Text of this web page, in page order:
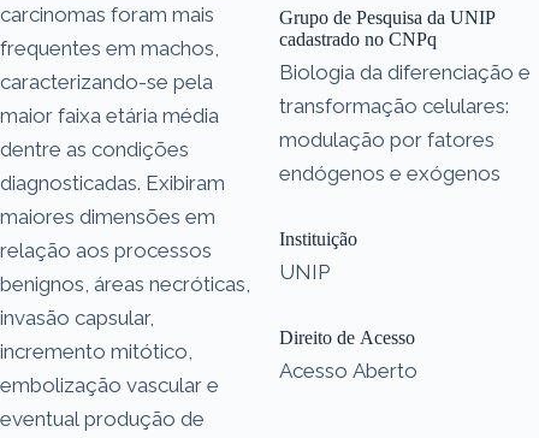
carcinomas foram mais
frequentes em machos,
caracterizando-se pela
maior faixa etária média
dentre as condições
diagnosticadas. Exibiram
maiores dimensões em
relação aos processos
benignos, áreas necróticas,
invasão capsular,
incremento mitótico,
embolização vascular e
eventual produção de
Grupo de Pesquisa da UNIP
cadastrado no CNPq
Biologia da diferenciação e
transformação celulares:
modulação por fatores
endógenos e exógenos
Instituição
UNIP
Direito de Acesso
Acesso Aberto